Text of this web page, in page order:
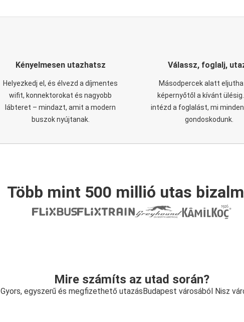
Kényelmesen utazhatsz
Helyezkedj el, és élvezd a díjmentes
wifit, konnektorokat és nagyobb
lábteret – mindazt, amit a modern
buszok nyújtanak.
Válassz, foglalj,
Másodpercek alatt
képernyőtől a kívánt
intézd a foglalást, mi
gondoskodunk.
Több mint 500 millió utas
Mire számíts az utad során?
Gyors, egyszerű és megfizethető utazásBudapest városából Nisz